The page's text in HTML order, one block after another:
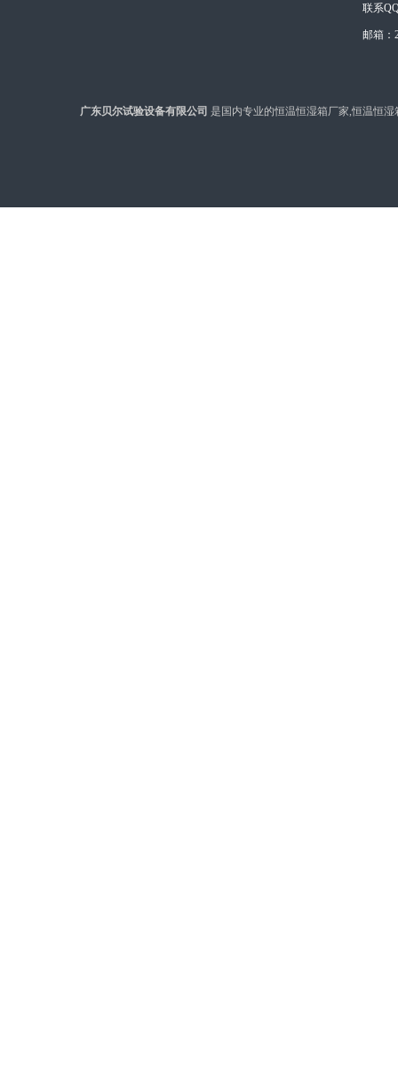
联系
邮箱：
广东贝尔试验设备有限公司 是国内专业的恒温恒湿箱厂家,恒温恒